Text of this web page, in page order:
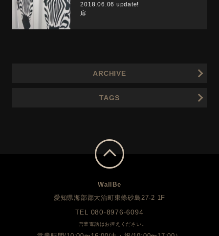
2018.06.06 update!
扉
ARCHIVE
TAGS
WallBe
愛知県海部郡大治町東條砂島27-2 1F
TEL 080-8976-6094
営業電話はお控えください。